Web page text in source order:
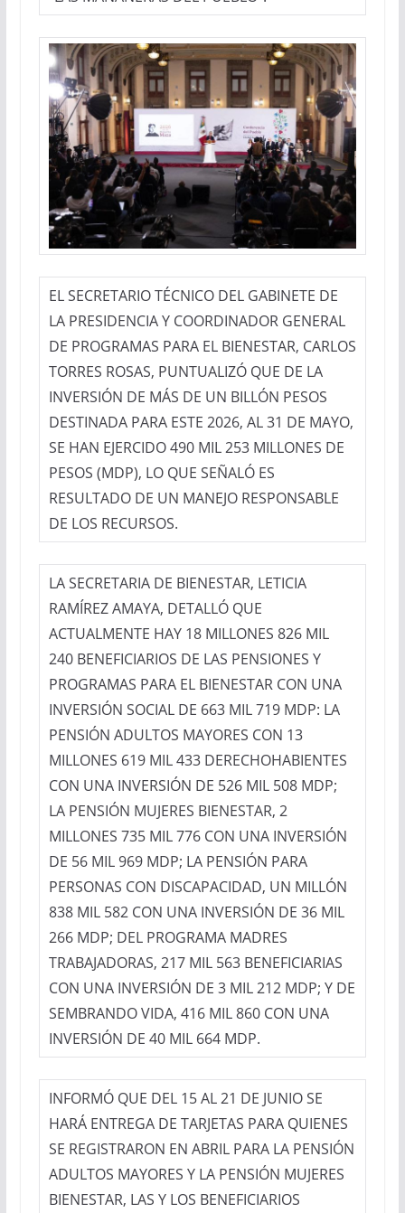
EL SECRETARIO TÉCNICO DEL GABINETE DE
LA PRESIDENCIA Y COORDINADOR GENERAL
DE PROGRAMAS PARA EL BIENESTAR, CARLOS
TORRES ROSAS, PUNTUALIZÓ QUE DE LA
INVERSIÓN DE MÁS DE UN BILLÓN PESOS
DESTINADA PARA ESTE 2026, AL 31 DE MAYO,
SE HAN EJERCIDO 490 MIL 253 MILLONES DE
PESOS (MDP), LO QUE SEÑALÓ ES
RESULTADO DE UN MANEJO RESPONSABLE
DE LOS RECURSOS.
LA SECRETARIA DE BIENESTAR, LETICIA
RAMÍREZ AMAYA, DETALLÓ QUE
ACTUALMENTE HAY 18 MILLONES 826 MIL
240 BENEFICIARIOS DE LAS PENSIONES Y
PROGRAMAS PARA EL BIENESTAR CON UNA
INVERSIÓN SOCIAL DE 663 MIL 719 MDP: LA
PENSIÓN ADULTOS MAYORES CON 13
MILLONES 619 MIL 433 DERECHOHABIENTES
CON UNA INVERSIÓN DE 526 MIL 508 MDP;
LA PENSIÓN MUJERES BIENESTAR, 2
MILLONES 735 MIL 776 CON UNA INVERSIÓN
DE 56 MIL 969 MDP; LA PENSIÓN PARA
PERSONAS CON DISCAPACIDAD, UN MILLÓN
838 MIL 582 CON UNA INVERSIÓN DE 36 MIL
266 MDP; DEL PROGRAMA MADRES
TRABAJADORAS, 217 MIL 563 BENEFICIARIAS
CON UNA INVERSIÓN DE 3 MIL 212 MDP; Y DE
SEMBRANDO VIDA, 416 MIL 860 CON UNA
INVERSIÓN DE 40 MIL 664 MDP.
INFORMÓ QUE DEL 15 AL 21 DE JUNIO SE
HARÁ ENTREGA DE TARJETAS PARA QUIENES
SE REGISTRARON EN ABRIL PARA LA PENSIÓN
ADULTOS MAYORES Y LA PENSIÓN MUJERES
BIENESTAR, LAS Y LOS BENEFICIARIOS